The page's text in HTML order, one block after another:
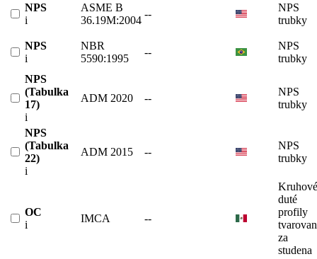
NPS
i
ASME B
36.19M:2004
--
NPS
trubky
NPS
i
NBR
5590:1995
--
NPS
trubky
NPS
(Tabulka
17)
i
ADM 2020 --
NPS
trubky
NPS
(Tabulka
22)
i
ADM 2015 --
NPS
trubky
OC
i
IMCA --
Kruhové
duté
profily
za
studena